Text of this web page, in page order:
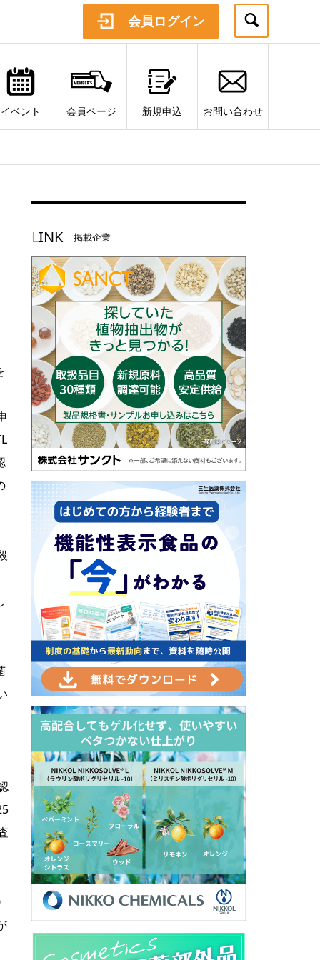
会員ログイン
イベント 会員ページ 新規申込 お問い合わせ
LINK 掲載企業